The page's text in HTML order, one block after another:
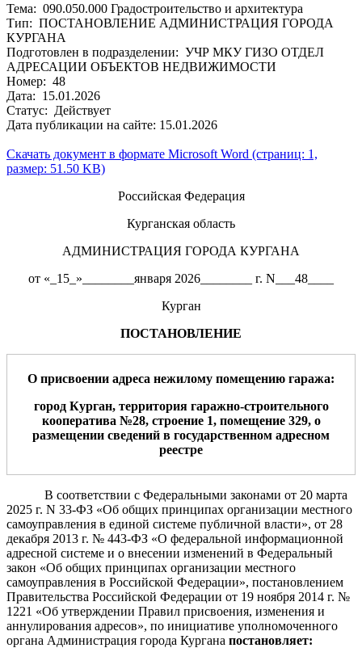
Тема: 090.050.000 Градостроительство и архитектура
Тип: ПОСТАНОВЛЕНИЕ АДМИНИСТРАЦИЯ ГОРОДА
КУРГАНА
Подготовлен в подразделении: УЧР МКУ ГИЗО ОТДЕЛ
АДРЕСАЦИИ ОБЪЕКТОВ НЕДВИЖИМОСТИ
Номер: 48
Дата: 15.01.2026
Статус: Действует
Дата публикации на сайте: 15.01.2026
Скачать документ в формате Microsoft Word (страниц: 1,
размер: 51.50 KB)
Российская Федерация
Курганская область
АДМИНИСТРАЦИЯ ГОРОДА КУРГАНА
от «_15_»________января 2026________ г. N___48____
Курган
ПОСТАНОВЛЕНИЕ
О присвоении адреса нежилому помещению гаража:
город Курган, территория гаражно-строительного
кооператива №28, строение 1, помещение 329, о
размещении сведений в государственном адресном
реестре
В соответствии с Федеральными законами от 20 марта
2025 г. N 33-ФЗ «Об общих принципах организации местного
самоуправления в единой системе публичной власти», от 28
декабря 2013 г. № 443-ФЗ «О федеральной информационной
адресной системе и о внесении изменений в Федеральный
закон «Об общих принципах организации местного
самоуправления в Российской Федерации», постановлением
Правительства Российской Федерации от 19 ноября 2014 г. №
1221 «Об утверждении Правил присвоения, изменения и
аннулирования адресов», по инициативе уполномоченного
органа Администрация города Кургана постановляет: